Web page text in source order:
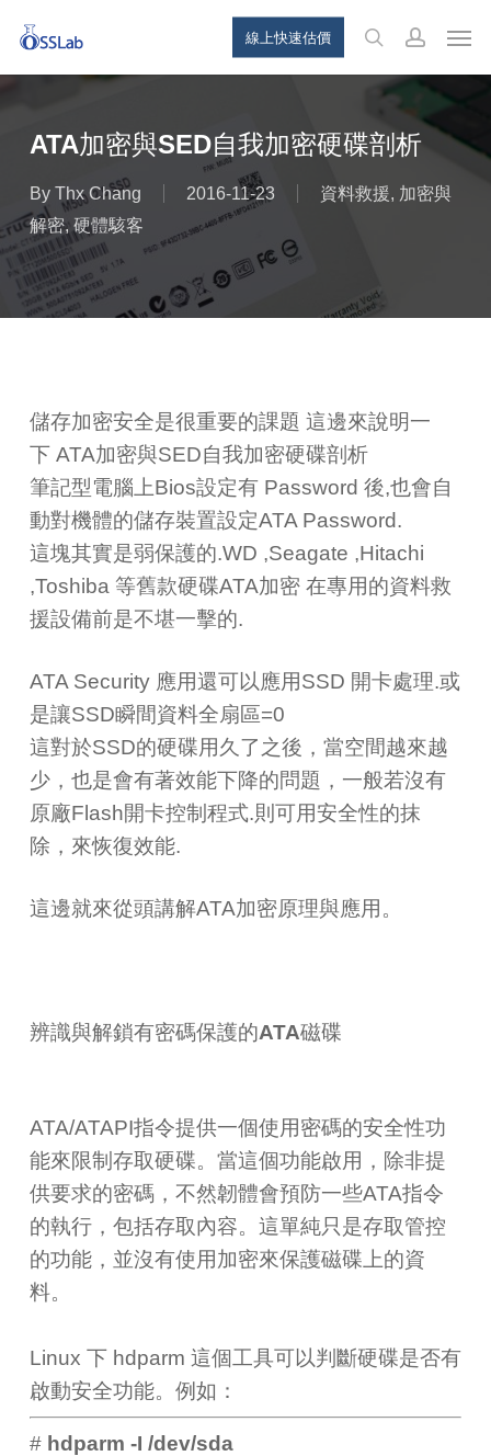
main
線上快速估價
searchaccount
ATA加密與SED自我加密硬碟剖析
By Thx Chang 2016-11-23 資料救援, 加密與
解密, 硬體駭客
儲存加密安全是很重要的課題 這邊來說明一
下 ATA加密與SED自我加密硬碟剖析
筆記型電腦上Bios設定有 Password 後,也會自
動對機體的儲存裝置設定ATA Password.
這塊其實是弱保護的.WD ,Seagate ,Hitachi
,Toshiba 等舊款硬碟ATA加密 在專用的資料救
援設備前是不堪一擊的.
ATA Security 應用還可以應用SSD 開卡處理.或
是讓SSD瞬間資料全扇區=0
這對於SSD的硬碟用久了之後，當空間越來越
少，也是會有著效能下降的問題，一般若沒有
原廠Flash開卡控制程式.則可用安全性的抹
除，來恢復效能.
這邊就來從頭講解ATA加密原理與應用。
辨識與解鎖有密碼保護的ATA磁碟
ATA/ATAPI指令提供一個使用密碼的安全性功
能來限制存取硬碟。當這個功能啟用，除非提
供要求的密碼，不然韌體會預防一些ATA指令
的執行，包括存取內容。這單純只是存取管控
的功能，並沒有使用加密來保護磁碟上的資
料。
Linux 下 hdparm 這個工具可以判斷硬碟是否有
啟動安全功能。例如：
# hdparm -I /dev/sda